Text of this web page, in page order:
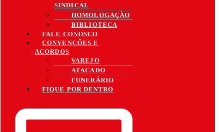
SINDICAL
HOMOLOGAÇÃO
BIBLIOTECA
FALE CONOSCO
CONVENÇÕES E
ACORDOS
VAREJO
ATACADO
FUNERÁRIO
FIQUE POR DENTRO